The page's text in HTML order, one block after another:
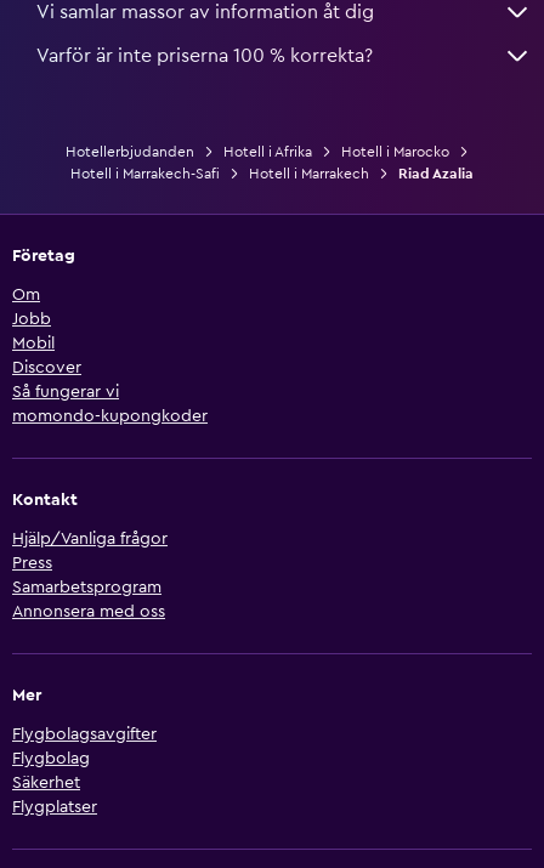
Vi samlar massor av information åt dig
Varför är inte priserna 100 % korrekta?
Hotellerbjudanden Hotell i Afrika
Hotell i Marocko
Hotell i Marrakech-Safi
Hotell i Marrakech Riad Azalia
Företag
Om
Jobb
Mobil
Discover
Så fungerar vi
momondo-kupongkoder
Kontakt
Hjälp/Vanliga frågor
Press
Samarbetsprogram
Annonsera med oss
Mer
Flygbolagsavgifter
Flygbolag
Säkerhet
Flygplatser